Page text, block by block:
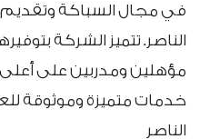
في مجال السباكة
الناصر. تتميز الشركة
مؤهلين ومدربين على
خدمات متميزة وموثوقة
الناصر